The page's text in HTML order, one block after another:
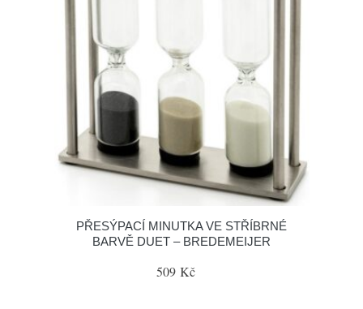
PŘESÝPACÍ MINUTKA VE STŘÍBRNÉ
BARVĚ DUET – BREDEMEIJER
509 Kč